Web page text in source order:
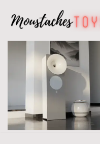
Avançar
para
conteúdo